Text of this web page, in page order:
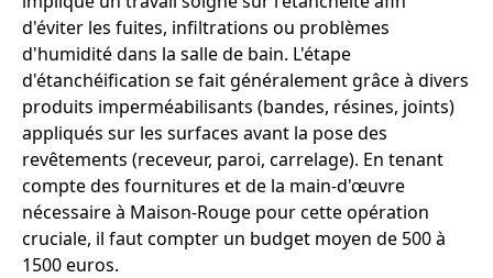
d'éviter les fuites, infiltrations ou problèmes
d'humidité dans la salle de bain. L'étape
d'étanchéification se fait généralement grâce à divers
produits imperméabilisants (bandes, résines, joints)
appliqués sur les surfaces avant la pose des
revêtements (receveur, paroi, carrelage). En tenant
compte des fournitures et de la main-d'œuvre
nécessaire à Maison-Rouge pour cette opération
cruciale, il faut compter un budget moyen de 500 à
1500 euros.